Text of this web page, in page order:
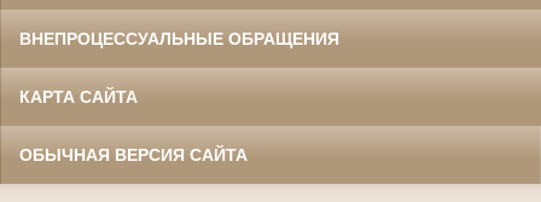
ВНЕПРОЦЕССУАЛЬНЫЕ ОБРАЩЕНИЯ
КАРТА САЙТА
ОБЫЧНАЯ ВЕРСИЯ САЙТА